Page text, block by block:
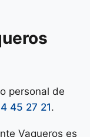
personal de
45 27 21.
Vaqueros es